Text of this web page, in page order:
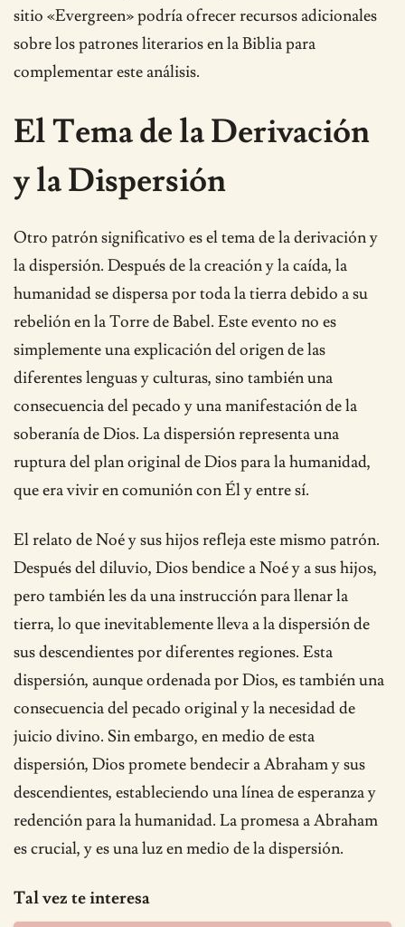
sitio «Evergreen» podría ofrecer recursos adicionales
sobre los patrones literarios en la Biblia para
complementar este análisis.
El Tema de la Derivación
y la Dispersión
Otro patrón significativo es el tema de la derivación y
la dispersión. Después de la creación y la caída, la
humanidad se dispersa por toda la tierra debido a su
rebelión en la Torre de Babel. Este evento no es
simplemente una explicación del origen de las
diferentes lenguas y culturas, sino también una
consecuencia del pecado y una manifestación de la
soberanía de Dios. La dispersión representa una
ruptura del plan original de Dios para la humanidad,
que era vivir en comunión con Él y entre sí.
El relato de Noé y sus hijos refleja este mismo patrón.
Después del diluvio, Dios bendice a Noé y a sus hijos,
pero también les da una instrucción para llenar la
tierra, lo que inevitablemente lleva a la dispersión de
sus descendientes por diferentes regiones. Esta
dispersión, aunque ordenada por Dios, es también una
consecuencia del pecado original y la necesidad de
juicio divino. Sin embargo, en medio de esta
dispersión, Dios promete bendecir a Abraham y sus
descendientes, estableciendo una línea de esperanza y
redención para la humanidad. La promesa a Abraham
es crucial, y es una luz en medio de la dispersión.
Tal vez te interesa